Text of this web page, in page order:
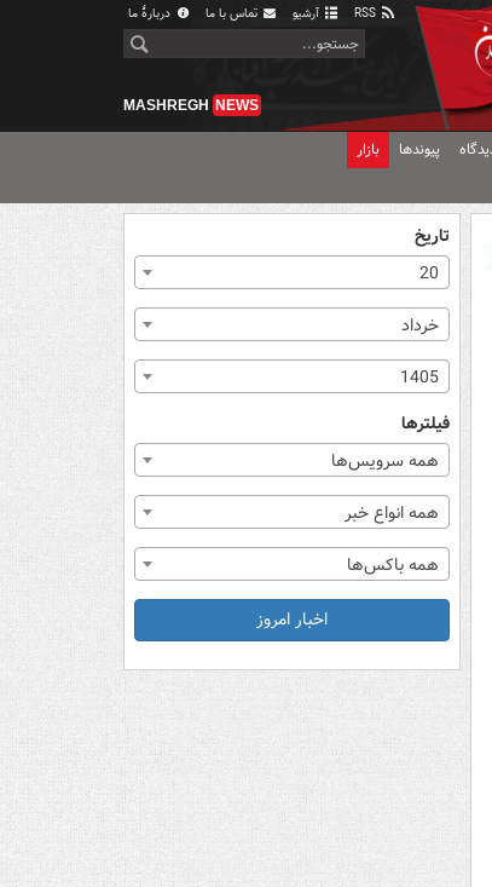
آرشیو تماس با ما دربارهٔ ما
MASHREGH NEWS
پیوندها بازار
تاریخ
20
خرداد
1405
فیلترها
همه سرویس‌ها
همه انواع خبر
همه باکس‌ها
اخبار امروز